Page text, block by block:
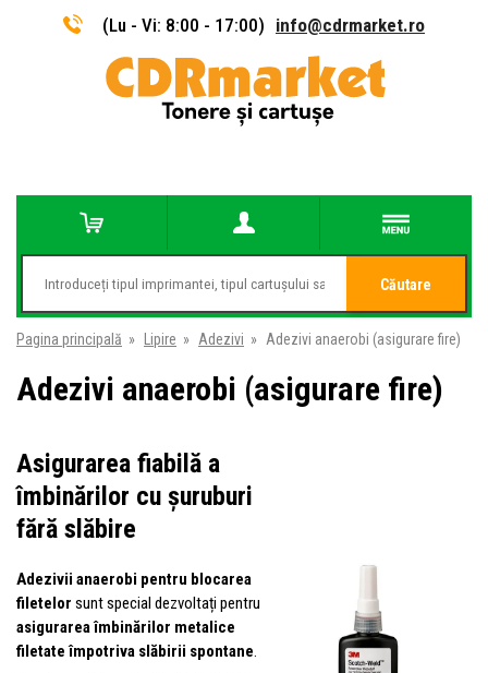
(Lu - Vi: 8:00 - 17:00) info@cdrmarket.ro
Căutare
Pagina principală » Lipire » Adezivi » Adezivi anaerobi (asigurare fire)
Adezivi anaerobi (asigurare fire)
Asigurarea fiabilă a
îmbinărilor cu șuruburi
fără slăbire
Adezivii anaerobi pentru blocarea
filetelor sunt special dezvoltați pentru
asigurarea îmbinărilor metalice
filetate împotriva slăbirii spontane.